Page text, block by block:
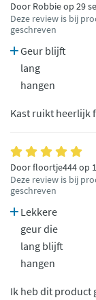
Door Robbie op 29
Deze review is bij
geschreven
Geur blijft
lang
hangen
Kast ruikt heerlijk
Door floortje444 op
Deze review is bij
geschreven
Lekkere
geur die
lang blijft
hangen
Ik heb dit product